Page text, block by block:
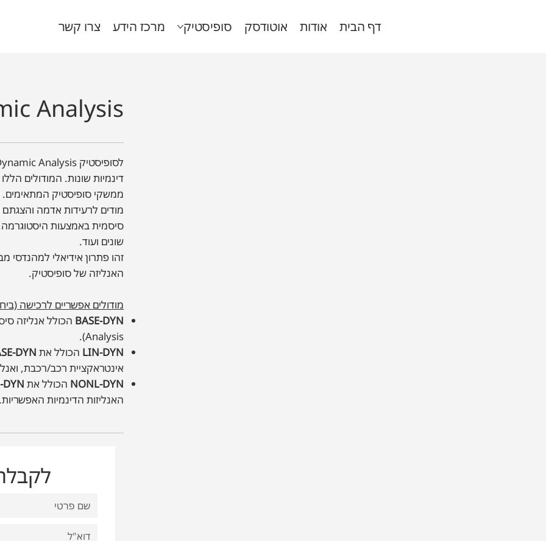
דף הבית אודות אוטודסק סופיסטיק מרכז הידע צרו קשר
Analysis
דינמיות שונות. המודולים
ממשקי סופיסטיק המתאימים.
מודים לרעידות אדמה והצגתם
סיסמית באמצעות
שונים ועוד.
זהו פתרון אידיאלי למהנדסי
האנליזה של סופיסטיק.
מודולים אפשריים לרכישה
BASE-DYN
Analysis).
LIN-DYN הכולל את DYN
אינטראקציית רכב/רכבת,
NONL-DYN הכולל את
האנליזות הדינמיות האפשריות.